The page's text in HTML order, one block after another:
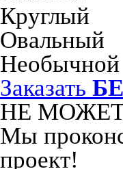
Круглый
Овальный
Заказать
НЕ
Мы
проект!